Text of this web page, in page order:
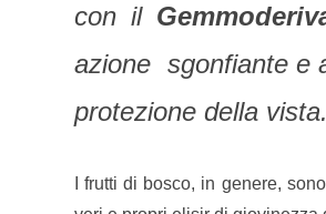
con il
azione sgonfiante e
protezione della vista.
I frutti di bosco, in genere,